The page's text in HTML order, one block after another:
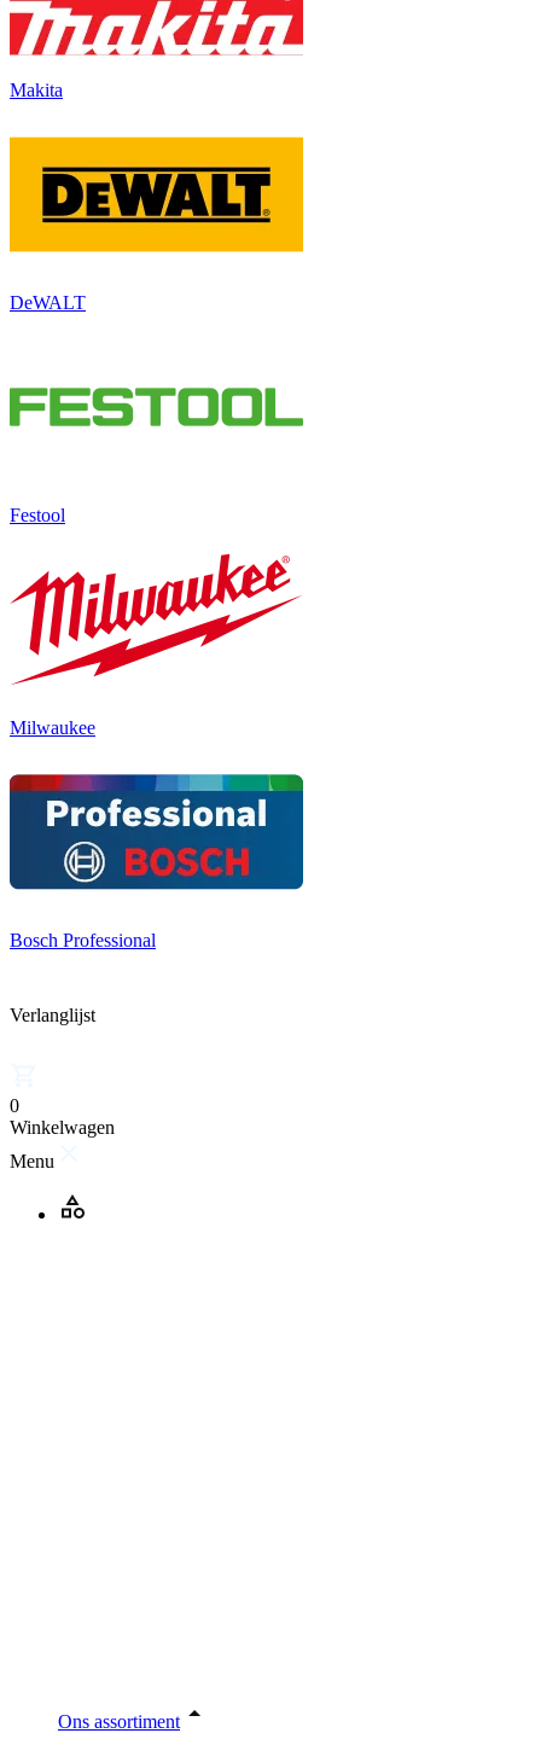
Makita
DeWALT
Festool
Milwaukee
Bosch Professional
Verlanglijst
0
Winkelwagen
Menu
Ons assortiment